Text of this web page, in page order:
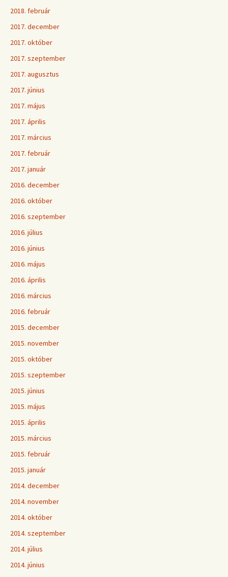
2018. február
2017. december
2017. október
2017. szeptember
2017. augusztus
2017. június
2017. május
2017. április
2017. március
2017. február
2017. január
2016. december
2016. október
2016. szeptember
2016. július
2016. június
2016. május
2016. április
2016. március
2016. február
2015. december
2015. november
2015. október
2015. szeptember
2015. június
2015. május
2015. április
2015. március
2015. február
2015. január
2014. december
2014. november
2014. október
2014. szeptember
2014. július
2014. június